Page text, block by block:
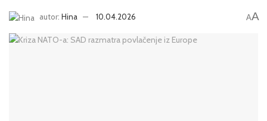
autor: Hina 10.04.2026 AA